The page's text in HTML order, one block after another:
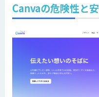
Canvaの危険性と